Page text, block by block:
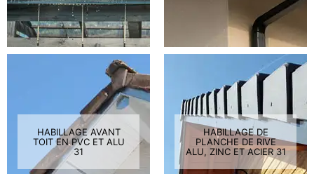
HABILLAGE AVANT
TOIT EN PVC ET ALU
31
HABILLAGE DE
PLANCHE DE RIVE
ALU, ZINC ET ACIER 31